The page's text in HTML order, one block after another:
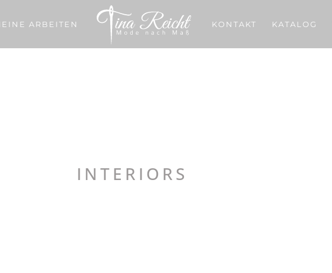
ARBEITEN KONTAKT KATALOG
INTERIORS